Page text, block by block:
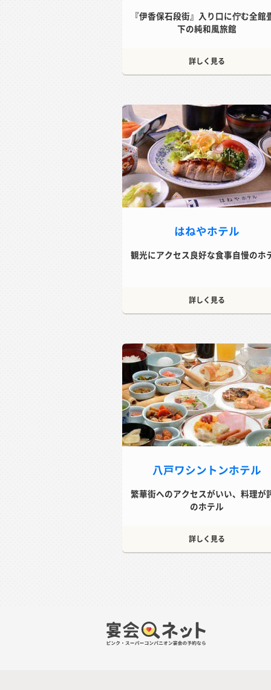
『伊香保石段街』入り口に佇む全館
下の純和風旅館
詳しく見る
はねやホテル
観光にアクセス良好な食事自慢のホ
詳しく見る
八戸ワシントンホテル
繁華街へのアクセスがいい、料理が
のホテル
詳しく見る